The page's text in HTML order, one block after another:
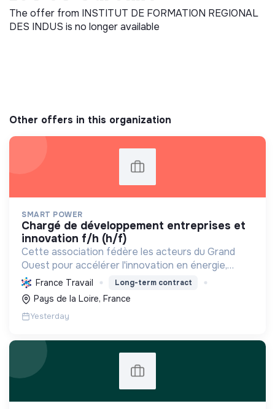
The offer from INSTITUT DE FORMATION REGIONAL
DES INDUS is no longer available
Other offers in this organization
SMART POWER
chargé de développement entreprises et
innovation f/h (h/f)
Cette association fédère les acteurs du Grand
Ouest pour accélérer l'innovation en énergie,
électronique et décarbonation, favorisant une
transition écologique et le développement
économique régional.
France Travail Long-term contract
Pays de la Loire, France
Yesterday